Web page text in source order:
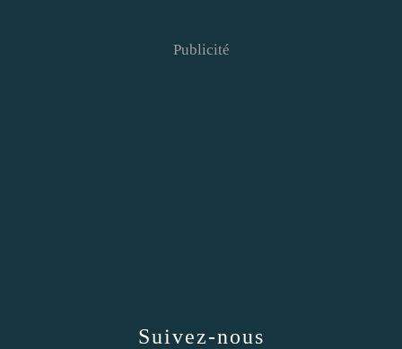
Publicité
Suivez-nous